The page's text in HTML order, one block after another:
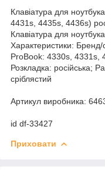
Клавіатура для
4431s, 4435s, 4436s)
Клавіатура для
Характеристики: Бренд/
ProBook: 4330s, 4331s,
Розкладка: російська;
сріблястий
Артикул виробника:
id df-33427
Приховати